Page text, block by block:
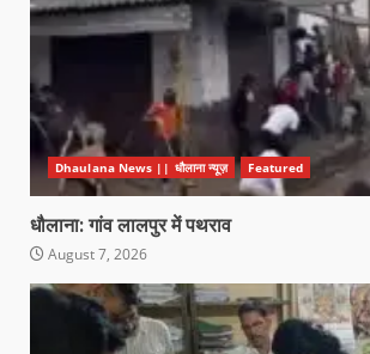
Dhaulana News || धौलाना न्यूज़ Featured
धौलाना: गांव लालपुर में पथराव
August 7, 2026